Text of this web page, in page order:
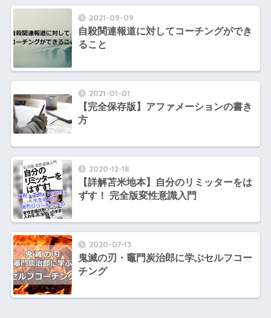
2021-09-09
自殺関連報道に対してコーチングができ
ること
2021-01-01
【完全保存版】アファメーションの書き
方
2020-12-18
【詳解苫米地本】自分のリミッターをは
ずす！ 完全版変性意識入門
2020-07-13
鬼滅の刃・竈門炭治郎に学ぶセルフコー
チング